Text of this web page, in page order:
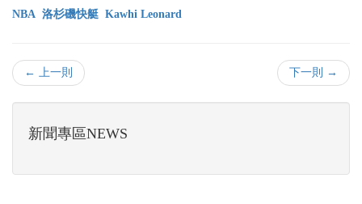
NBA 洛杉磯快艇 Kawhi Leonard
← 上一則 下一則 →
新聞專區NEWS